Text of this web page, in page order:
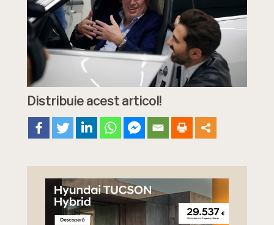
Distribuie acest articol!